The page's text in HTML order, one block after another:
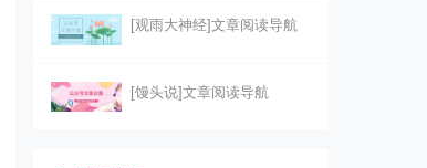
[观雨大神经]文章阅读导航
[馒头说]文章阅读导航